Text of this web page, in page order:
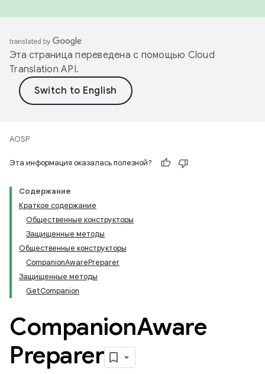
Эта страница переведена с помощью Cloud
Translation API.
AOSP
Эта информация оказалась полезной?
Содержание
Краткое содержание
Общественные конструкторы
Защищенные методы
Общественные конструкторы
CompanionAwarePreparer
Защищенные методы
GetCompanion
CompanionAware
Preparer